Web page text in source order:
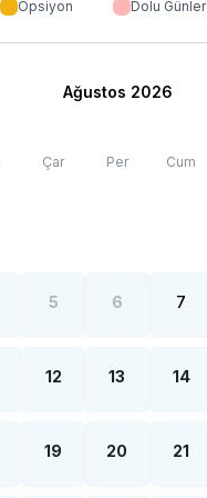
Opsiyon Dolu Günler
Ağustos 2026
Çar Per Cum
5 6 7
12 13 14
19 20 21